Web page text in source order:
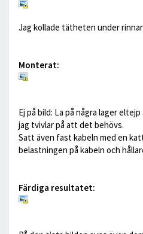
Jag kollade tätheten under
Monterat:
Ej på bild: La på några lager
jag tvivlar på att det behövs.
Satt även fast kabeln med en
belastningen på kabeln och
Färdiga resultatet: